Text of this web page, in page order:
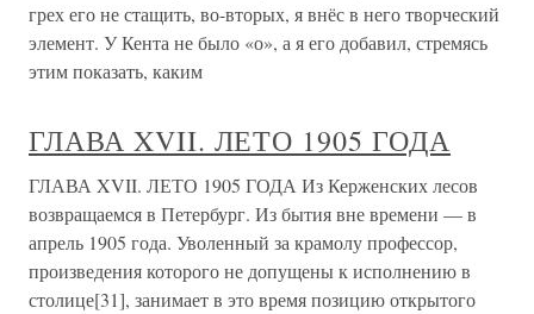
грех его не стащить, во-вторых, я внёс в него творческий
элемент. У Кента не было «о», а я его добавил, стремясь
этим показать, каким
ГЛАВА XVII. ЛЕТО 1905 ГОДА
ГЛАВА XVII. ЛЕТО 1905 ГОДА Из Керженских лесов
возвращаемся в Петербург. Из бытия вне времени — в
апрель 1905 года. Уволенный за крамолу профессор,
произведения которого не допущены к исполнению в
столице[31], занимает в это время позицию открытого